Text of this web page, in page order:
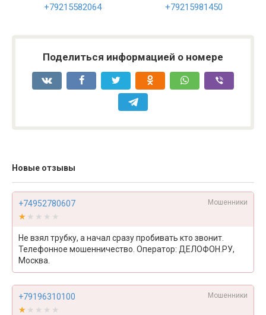
+79215582064 +79215981450
Поделиться информацией о номере
Новые отзывы
+74952780607 Мошенники
★★★★★
★★★★★
Не взял трубку, а начал сразу пробивать кто звонит.
Телефонное мошенничество. Оператор: ДЕЛОФОН.РУ,
Москва.
+79196310100 Мошенники
★★★★★
★★★★★